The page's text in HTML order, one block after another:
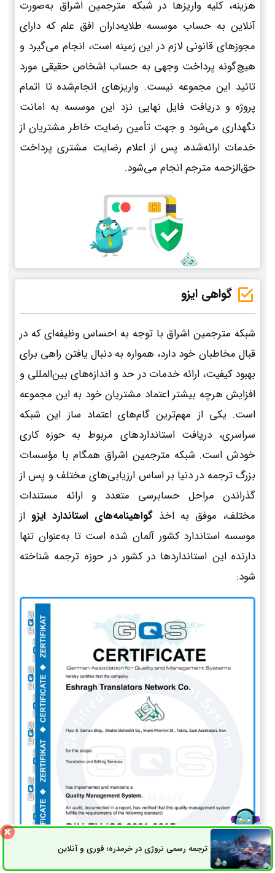
هزینه، کلیه واریزها در شبکه مترجمین اشراق به‌صورت
آنلاین به حساب موسسه طلایه‌داران افق علم که دارای
مجوزهای قانونی لازم در این زمینه است، انجام می‌گیرد و
هیچ‌گونه پرداخت وجهی به حساب اشخاص حقیقی مورد
تائید این مجموعه نیست. واریزهای انجام‌شده تا اتمام
پروژه و دریافت فایل نهایی نزد این موسسه به امانت
نگهداری می‌شود و جهت تأمین رضایت خاطر مشتریان از
خدمات ارائه‌شده، پس از اعلام رضایت مشتری پرداخت
حق‌الزحمه مترجم انجام می‌شود.
گواهی ایزو
شبکه مترجمین اشراق با توجه به احساس وظیفه‌ای که در
قبال مخاطبان خود دارد، همواره به دنبال یافتن راهی برای
بهبود کیفیت، ارائه خدمات در حد و اندازه‌های بین‌المللی و
افزایش هرچه بیشتر اعتماد مشتریان خود به این مجموعه
است. یکی از مهم‌ترین گام‌های اعتماد ساز این شبکه
سراسری، دریافت استانداردهای مربوط به حوزه کاری
خودش است. شبکه مترجمین اشراق همگام با مؤسسات
بزرگ ترجمه در دنیا بر اساس ارزیابی‌های مختلف و پس از
گذراندن مراحل حسابرسی متعدد و ارائه مستندات
مختلف، موفق به اخذ گواهینامه‌های استاندارد ایزو از
موسسه استاندارد کشور آلمان شده است تا به‌عنوان تنها
دارنده این استانداردها در کشور در حوزه ترجمه شناخته
شود:
ترجمه رسمی نروژی در خرمدره؛ فوری و آنلاینثبت سفارش راه های ارتباطی